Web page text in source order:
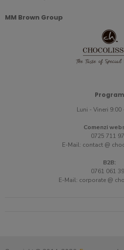
MM Brown Group
Program
Luni - Vineri 9:00
Comenzi
0725 711
E-Mail: contact @
B2B:
0761 061
E-Mail: corporate @